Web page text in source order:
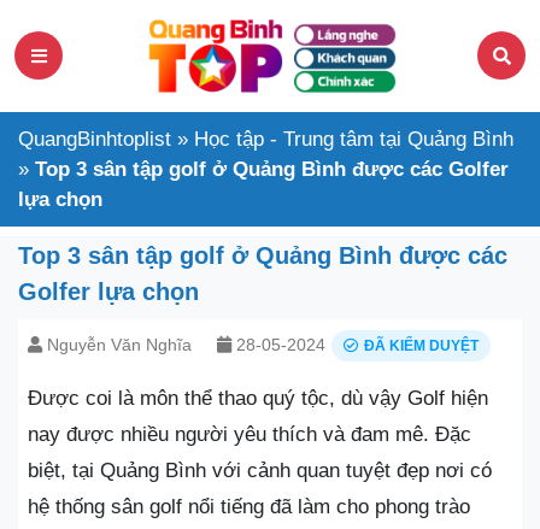
QuangBinhtoplist » Học tập - Trung tâm tại Quảng Bình
» Top 3 sân tập golf ở Quảng Bình được các Golfer
lựa chọn
Top 3 sân tập golf ở Quảng Bình được các
Golfer lựa chọn
Nguyễn Văn Nghĩa 28-05-2024 ĐÃ KIỂM DUYỆT
Được coi là môn thể thao quý tộc, dù vậy Golf hiện
nay được nhiều người yêu thích và đam mê. Đặc
biệt, tại Quảng Bình với cảnh quan tuyệt đẹp nơi có
hệ thống sân golf nổi tiếng đã làm cho phong trào